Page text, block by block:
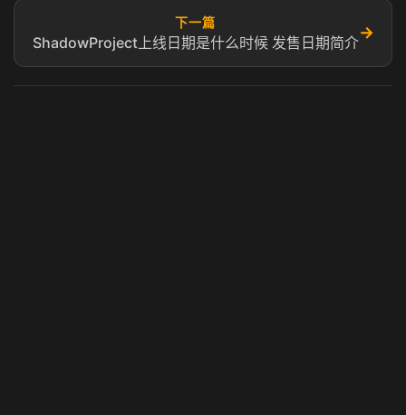
下一篇
ShadowProject上线日期是什么时候 发售日期简介
→